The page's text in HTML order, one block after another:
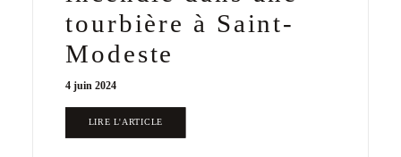
tourbière à Saint-
Modeste
4 juin 2024
LIRE L'ARTICLE